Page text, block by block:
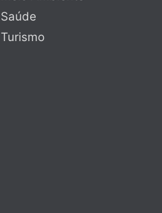
Saúde
Turismo